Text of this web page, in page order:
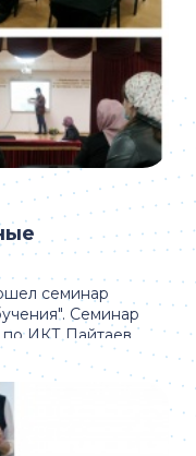
семинар
Семинар
по ИКТ Пайтаев